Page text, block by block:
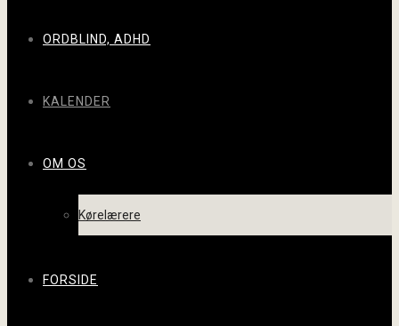
ORDBLIND, ADHD
KALENDER
OM OS
Kørelærere
FORSIDE